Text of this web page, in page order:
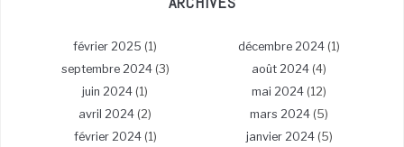
février 2025 (1) décembre 2024 (1)
septembre 2024(3) août 2024 (4)
juin 2024 (1) mai 2024 (12)
avril 2024 (2) mars 2024 (5)
février 2024(1) janvier 2024(5)